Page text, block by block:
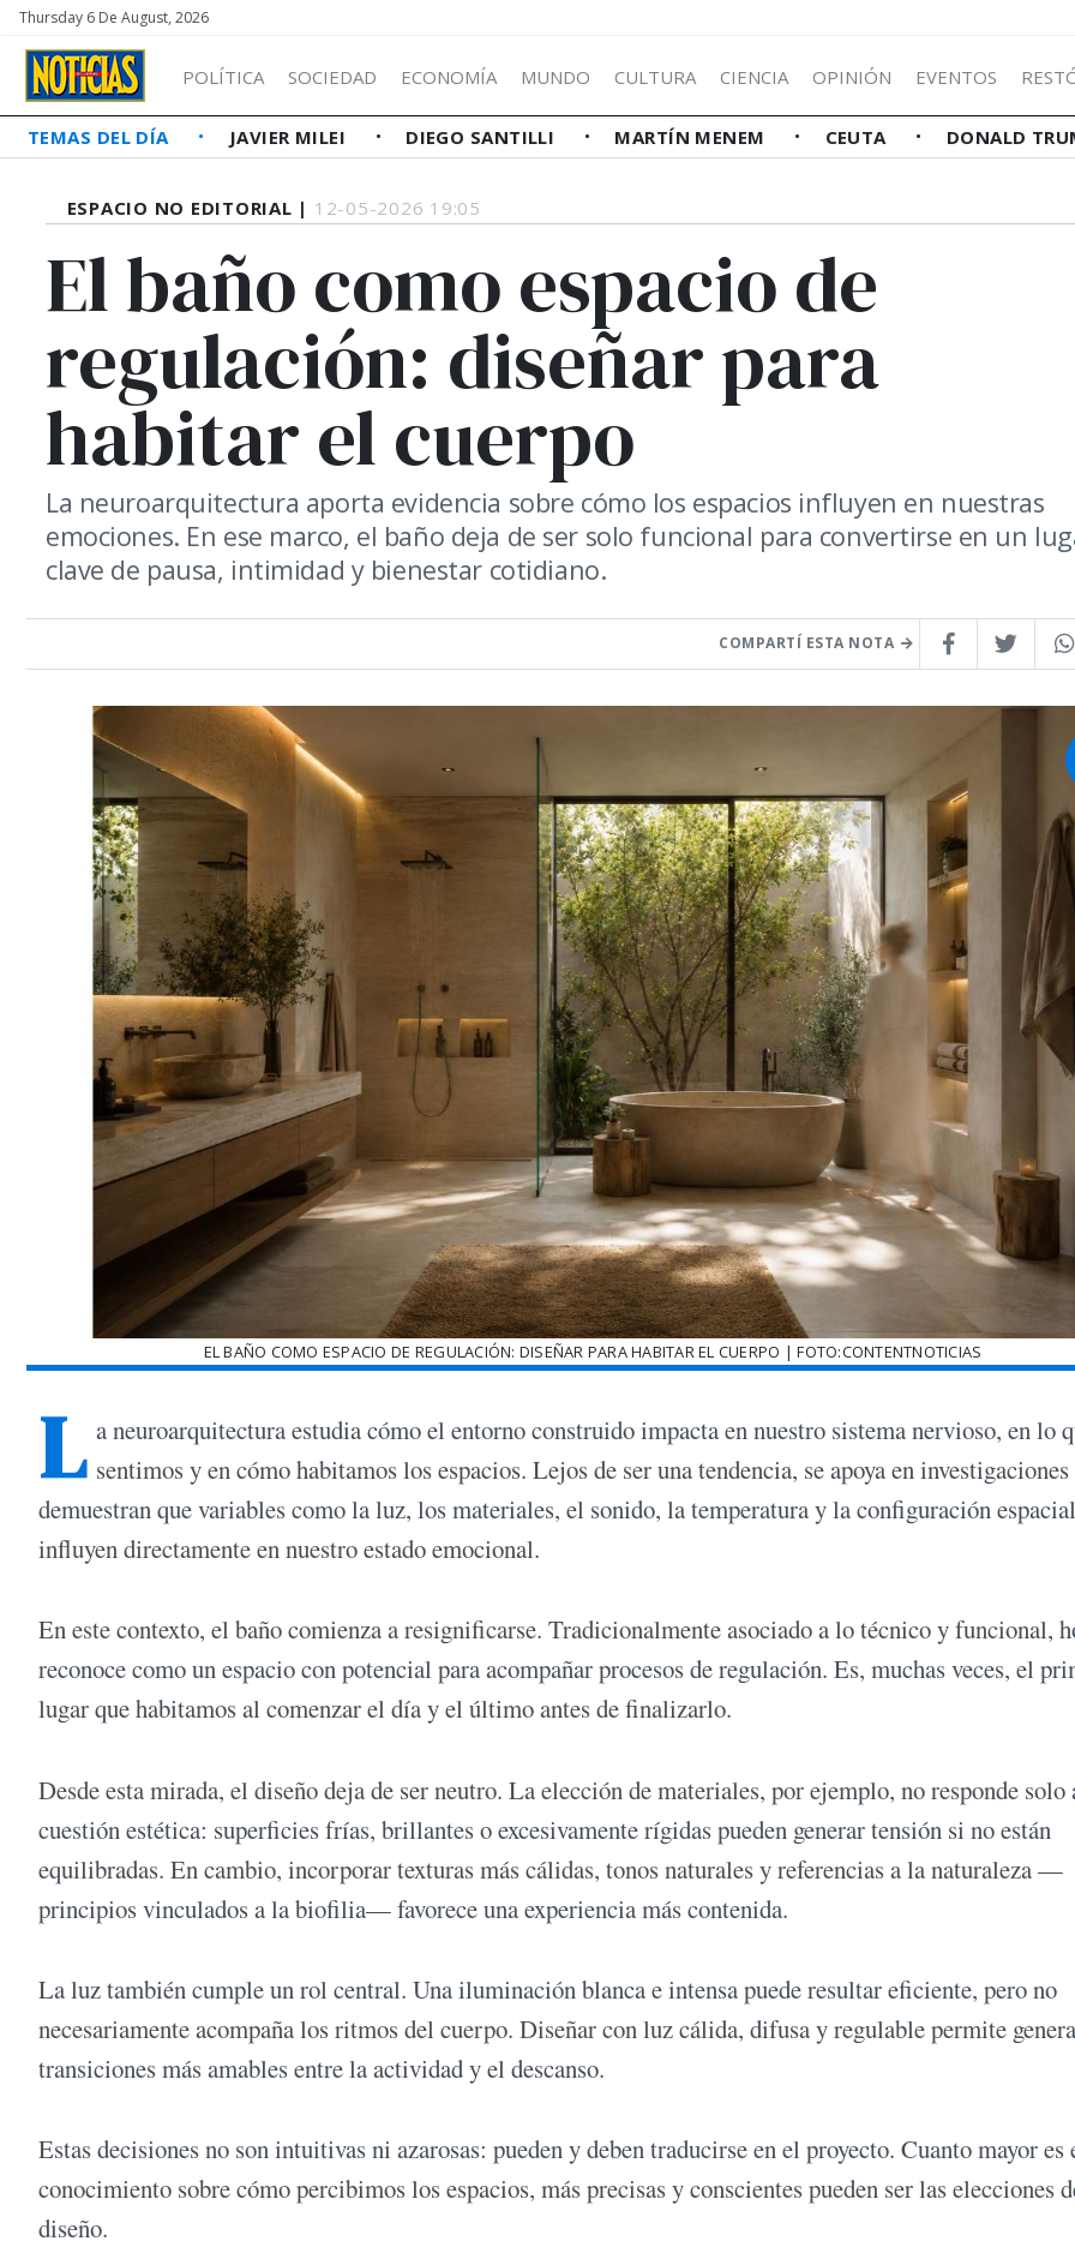
Thursday 6 De August, 2026
POLÍTICA SOCIEDAD ECONOMÍA MUNDO CULTURA CIENCIA OPINIÓN EVENTOS
TEMAS DEL DÍA JAVIER MILEI DIEGO SANTILLI MARTÍN MENEM CEUTA DONALD
ESPACIO NO EDITORIAL | 12-05-2026 19:05
El baño como espacio de
regulación: diseñar para
habitar el cuerpo
La neuroarquitectura aporta evidencia sobre cómo los espacios influyen en nuestras
emociones. En ese marco, el baño deja de ser solo funcional para convertirse en un
clave de pausa, intimidad y bienestar cotidiano.
COMPARTÍ ESTA NOTA
EL BAÑO COMO ESPACIO DE REGULACIÓN: DISEÑAR PARA HABITAR EL CUERPO | FOTO:CONTENTNOTICIAS
L a neuroarquitectura estudia cómo el entorno construido impacta en nuestro sistema nervioso, en lo
sentimos y en cómo habitamos los espacios. Lejos de ser una tendencia, se apoya en investigaciones
demuestran que variables como la luz, los materiales, el sonido, la temperatura y la configuración espacial
influyen directamente en nuestro estado emocional.
En este contexto, el baño comienza a resignificarse. Tradicionalmente asociado a lo técnico y funcional,
reconoce como un espacio con potencial para acompañar procesos de regulación. Es, muchas veces, el
lugar que habitamos al comenzar el día y el último antes de finalizarlo.
Desde esta mirada, el diseño deja de ser neutro. La elección de materiales, por ejemplo, no responde solo
cuestión estética: superficies frías, brillantes o excesivamente rígidas pueden generar tensión si no están
equilibradas. En cambio, incorporar texturas más cálidas, tonos naturales y referencias a la naturaleza —
principios vinculados a la biofilia— favorece una experiencia más contenida.
La luz también cumple un rol central. Una iluminación blanca e intensa puede resultar eficiente, pero no
necesariamente acompaña los ritmos del cuerpo. Diseñar con luz cálida, difusa y regulable permite
transiciones más amables entre la actividad y el descanso.
Estas decisiones no son intuitivas ni azarosas: pueden y deben traducirse en el proyecto. Cuanto mayor es
conocimiento sobre cómo percibimos los espacios, más precisas y conscientes pueden ser las elecciones
diseño.